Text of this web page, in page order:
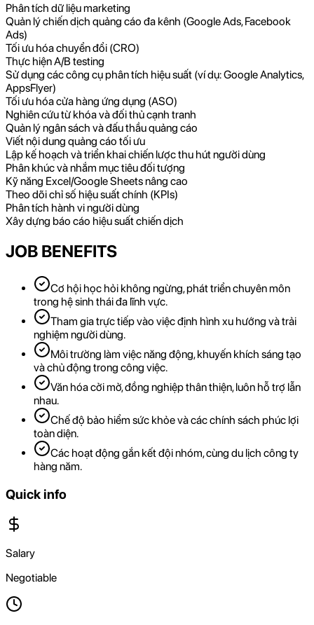
Phân tích dữ liệu marketing
Quản lý chiến dịch quảng cáo đa kênh (Google Ads, Facebook
Ads)
Tối ưu hóa chuyển đổi (CRO)
Thực hiện A/B testing
Sử dụng các công cụ phân tích hiệu suất (ví dụ: Google Analytics,
AppsFlyer)
Tối ưu hóa cửa hàng ứng dụng (ASO)
Nghiên cứu từ khóa và đối thủ cạnh tranh
Quản lý ngân sách và đấu thầu quảng cáo
Viết nội dung quảng cáo tối ưu
Lập kế hoạch và triển khai chiến lược thu hút người dùng
Phân khúc và nhắm mục tiêu đối tượng
Kỹ năng Excel/Google Sheets nâng cao
Theo dõi chỉ số hiệu suất chính (KPIs)
Phân tích hành vi người dùng
Xây dựng báo cáo hiệu suất chiến dịch
JOB BENEFITS
Cơ hội học hỏi không ngừng, phát triển chuyên môn
trong hệ sinh thái đa lĩnh vực.
Tham gia trực tiếp vào việc định hình xu hướng và trải
nghiệm người dùng.
Môi trường làm việc năng động, khuyến khích sáng tạo
và chủ động trong công việc.
Văn hóa cởi mở, đồng nghiệp thân thiện, luôn hỗ trợ lẫn
nhau.
Chế độ bảo hiểm sức khỏe và các chính sách phúc lợi
toàn diện.
Các hoạt động gắn kết đội nhóm, cùng du lịch công ty
hàng năm.
Quick info
Salary
Negotiable